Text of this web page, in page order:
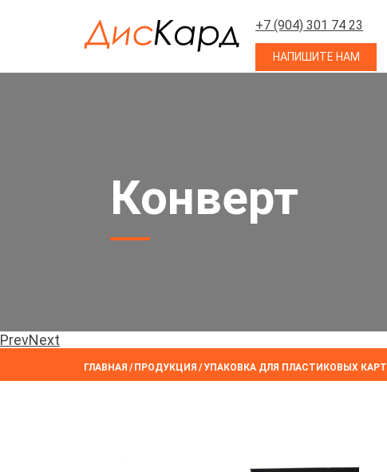
+7 (904) 301 74 23
НАПИШИТЕ НАМ
Конверт
PrevNext
ГЛАВНАЯ / ПРОДУКЦИЯ /УПАКОВКА ДЛЯ ПЛАСТИКОВЫХ КАРТ